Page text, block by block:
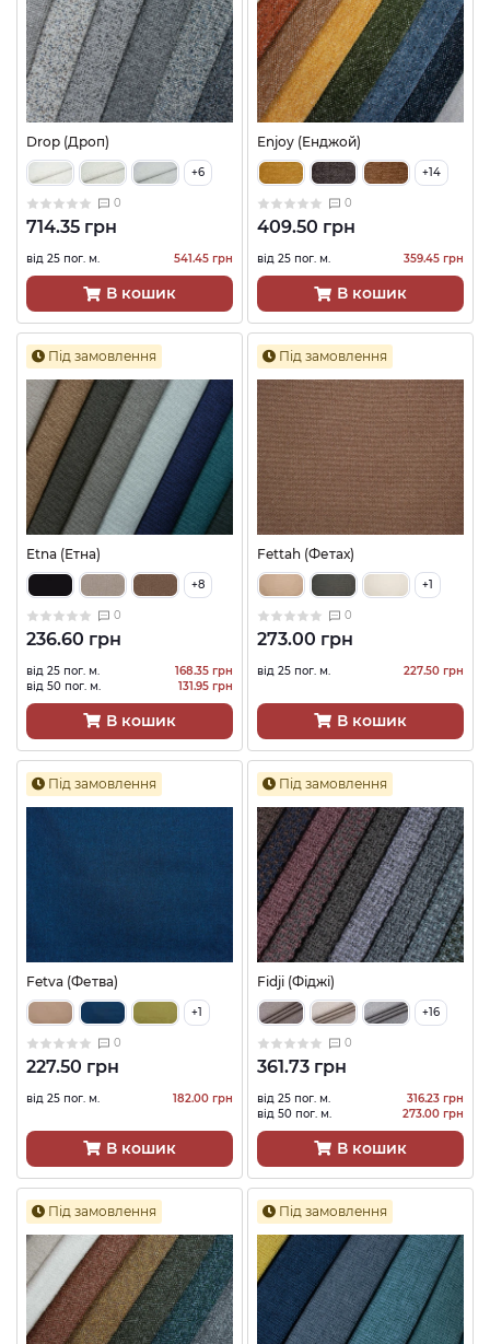
Drop (Дроп)
+6
0
714.35 грн
від 25 пог. м. 541.45 грн
В кошик
Enjoy (Енджой)
+14
0
409.50 грн
від 25 пог. м. 359.45 грн
В кошик
Під замовлення
Etna (Етна)
+8
0
236.60 грн
від 25 пог. м.
168.35 грн
від 50 пог. м.
131.95 грн
В кошик
Під замовлення
Fettah (Фетах)
+1
0
273.00 грн
від 25 пог. м. 227.50 грн
В кошик
Під замовлення
Fetva (Фетва)
+1
0
227.50 грн
від 25 пог. м. 182.00 грн
В кошик
Під замовлення
Fidji (Фіджі)
+16
0
361.73 грн
від 25 пог. м.
316.23 грн
від 50 пог. м.
273.00 грн
В кошик
Під замовлення Під замовлення